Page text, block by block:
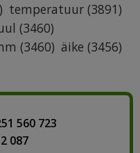
temperatuur (3891)
(3460)
(3460) äike (3456)
560 723
087